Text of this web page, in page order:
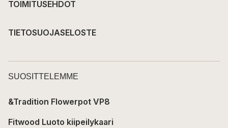
TOIMITUSEHDOT
TIETOSUOJASELOSTE
SUOSITTELEMME
&Tradition Flowerpot VP8
Fitwood Luoto kiipeilykaari